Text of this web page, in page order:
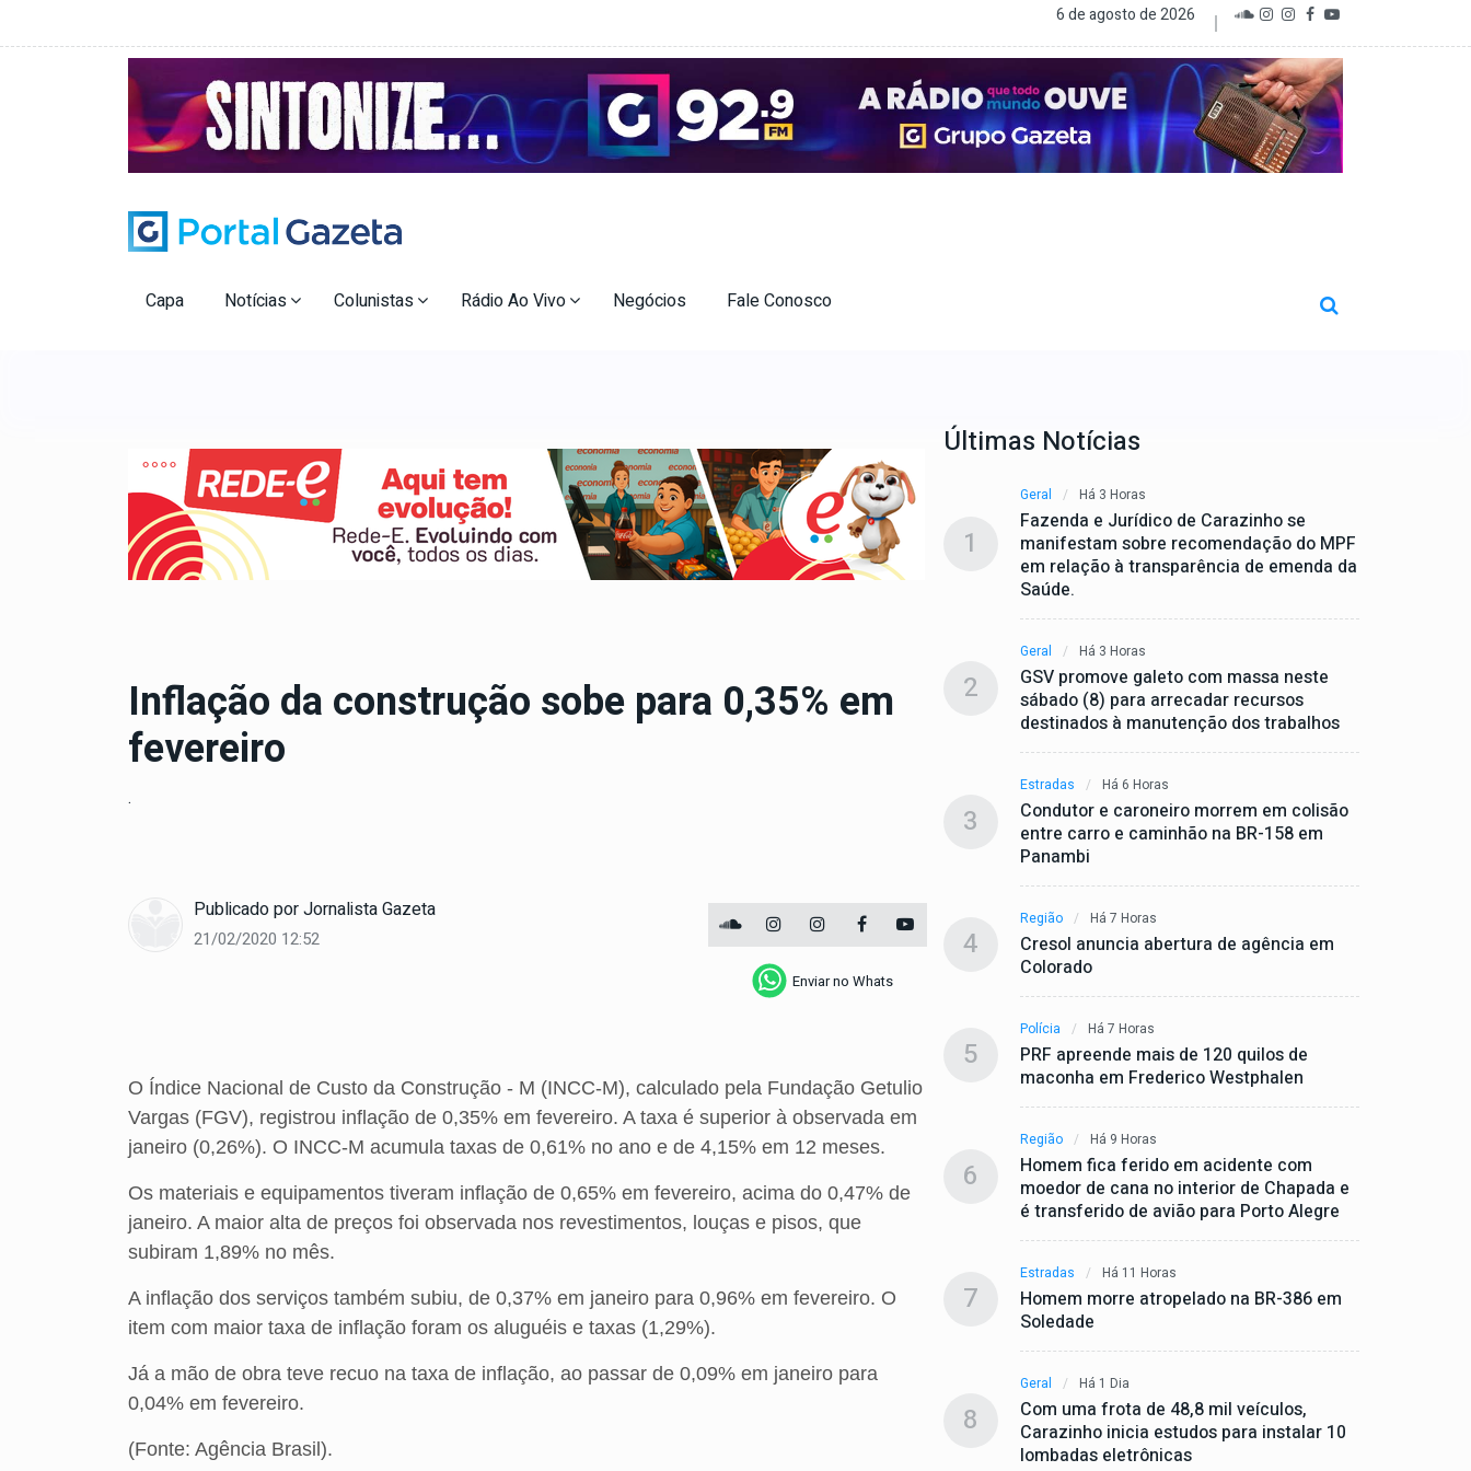
6 de agosto de 2026
Capa Notícias Colunistas Rádio Ao Vivo Negócios Fale Conosco
Inflação da construção sobe para 0,35% em
fevereiro
.
Publicado porJornalista Gazeta
21/02/2020 12:52
Enviar no Whats
O Índice Nacional de Custo da Construção - M (INCC-M), calculado pela Fundação Getulio
Vargas (FGV), registrou inflação de 0,35% em fevereiro. A taxa é superior à observada em
janeiro (0,26%). O INCC-M acumula taxas de 0,61% no ano e de 4,15% em 12 meses.
Os materiais e equipamentos tiveram inflação de 0,65% em fevereiro, acima do 0,47% de
janeiro. A maior alta de preços foi observada nos revestimentos, louças e pisos, que
subiram 1,89% no mês.
A inflação dos serviços também subiu, de 0,37% em janeiro para 0,96% em fevereiro. O
item com maior taxa de inflação foram os aluguéis e taxas (1,29%).
Já a mão de obra teve recuo na taxa de inflação, ao passar de 0,09% em janeiro para
0,04% em fevereiro.
(Fonte: Agência Brasil).
Últimas Notícias
1
Geral Há 3 Horas
Fazenda e Jurídico de Carazinho se
manifestam sobre recomendação do MPF
em relação à transparência de emenda da
Saúde.
2
Geral Há 3 Horas
GSV promove galeto com massa neste
sábado (8) para arrecadar recursos
destinados à manutenção dos trabalhos
3
Estradas Há 6 Horas
Condutor e caroneiro morrem em colisão
entre carro e caminhão na BR-158 em
Panambi
4
Região Há 7 Horas
Cresol anuncia abertura de agência em
Colorado
5
Polícia Há 7 Horas
PRF apreende mais de 120 quilos de
maconha em Frederico Westphalen
6
Região Há 9 Horas
Homem fica ferido em acidente com
moedor de cana no interior de Chapada e
é transferido de avião para Porto Alegre
7
Estradas Há 11 Horas
Homem morre atropelado na BR-386 em
Soledade
8
Geral Há 1 Dia
Com uma frota de 48,8 mil veículos,
Carazinho inicia estudos para instalar 10
lombadas eletrônicas